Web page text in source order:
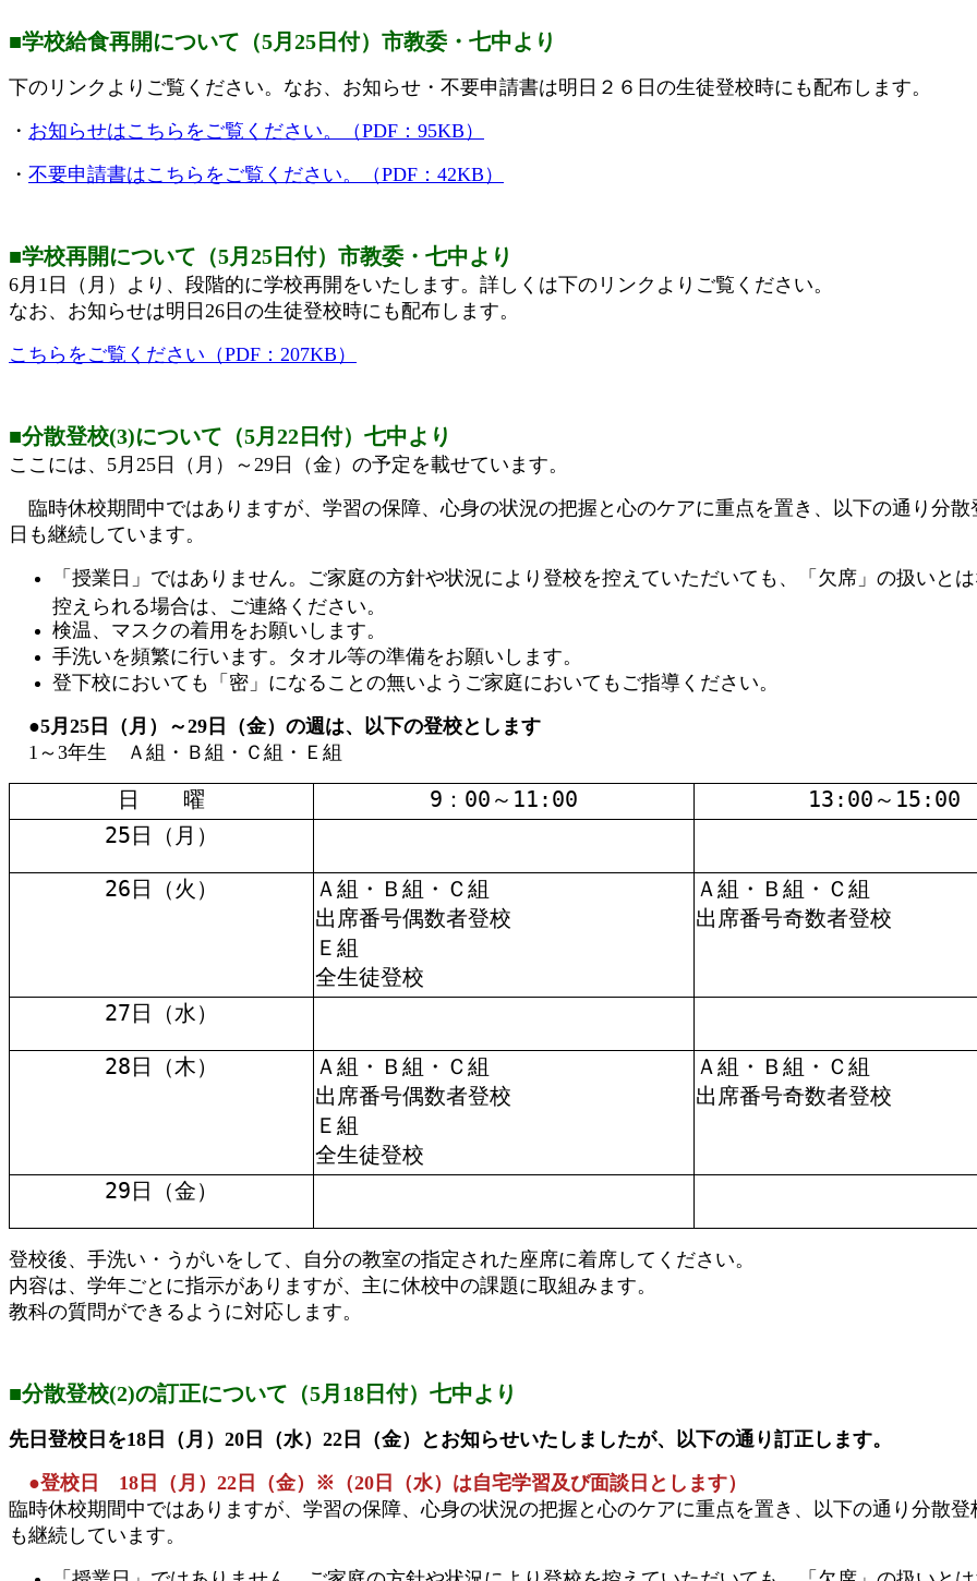
■学校給食再開について（5月25日付）市教委・七中より
下のリンクよりご覧ください。なお、お知らせ・不要申請書は明日２６日の生徒登校時にも配布します。
・ お知らせはこちらをご覧ください。（PDF：95KB）
・ 不要申請書はこちらをご覧ください。（PDF：42KB）
■学校再開について（5月25日付）市教委・七中より
6月1日（月）より、段階的に学校再開をいたします。詳しくは下のリンクよりご覧ください。
なお、お知らせは明日26日の生徒登校時にも配布します。
こちらをご覧ください（PDF：207KB）
■分散登校(3)について（5月22日付）七中より
ここには、5月25日（月）～29日（金）の予定を載せています。
臨時休校期間中ではありますが、学習の保障、心身の状況の把握と心のケアに重点を置き、以下の通り分
日も継続しています。
「授業日」ではありません。ご家庭の方針や状況により登校を控えていただいても、「欠席」の扱いと
控えられる場合は、ご連絡ください。
検温、マスクの着用をお願いします。
手洗いを頻繁に行います。タオル等の準備をお願いします。
登下校においても「密」になることの無いようご家庭においてもご指導ください。
●5月25日（月）～29日（金）の週は、以下の登校とします
1～3年生 Ａ組・Ｂ組・Ｃ組・Ｅ組
日 曜 9：00～11:00 13:00～15:00
25日（月）
26日（火）
Ａ組・Ｂ組・Ｃ組
出席番号偶数者登校
Ｅ組
全生徒登校
Ａ組・Ｂ組・Ｃ組
出席番号奇数者登校
27日（水）
28日（木）
Ａ組・Ｂ組・Ｃ組
出席番号偶数者登校
Ｅ組
全生徒登校
Ａ組・Ｂ組・Ｃ組
出席番号奇数者登校
29日（金）
登校後、手洗い・うがいをして、自分の教室の指定された座席に着席してください。
内容は、学年ごとに指示がありますが、主に休校中の課題に取組みます。
教科の質問ができるように対応します。
■分散登校(2)の訂正について（5月18日付）七中より
先日登校日を18日（月）20日（水）22日（金）とお知らせいたしましたが、以下の通り訂正します。
●登校日 18日（月）22日（金）※（20日（水）は自宅学習及び面談日とします）
臨時休校期間中ではありますが、学習の保障、心身の状況の把握と心のケアに重点を置き、以下の通り分散
も継続しています。